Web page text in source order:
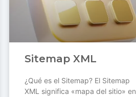
Sitemap XML
¿Qué es el Sitemap? El Sitemap
XML significa «mapa del sitio» en